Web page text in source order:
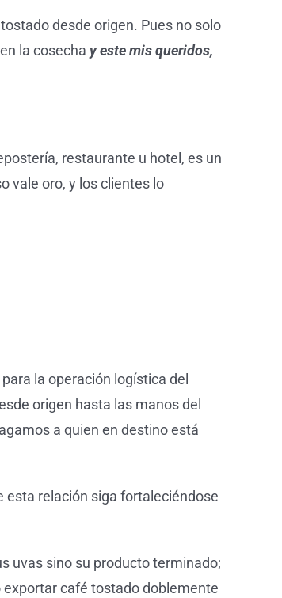
desde origen. Pues no solo
la cosecha y este mis queridos,
restaurante u hotel, es un
vale oro, y los clientes lo
la operación logística del
origen hasta las manos del
a quien en destino está
esta relación siga fortaleciéndose
uvas sino su producto terminado;
café tostado doblemente